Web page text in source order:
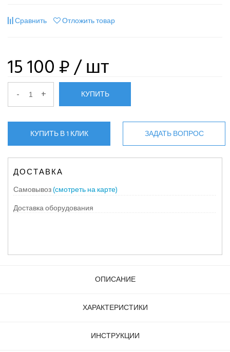
Сравнить Отложить товар
15 100 ₽/ шт
- + КУПИТЬ
КУПИТЬ В 1 КЛИК ЗАДАТЬ ВОПРОС
ДОСТАВКА
Самовывоз(смотреть на карте)
Доставка оборудования
ОПИСАНИЕ
ХАРАКТЕРИСТИКИ
ИНСТРУКЦИИ